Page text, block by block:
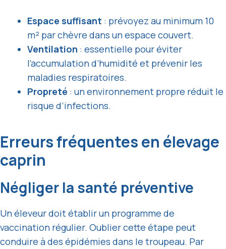
Espace suffisant : prévoyez au minimum 10
m² par chèvre dans un espace couvert.
Ventilation : essentielle pour éviter
l’accumulation d’humidité et prévenir les
maladies respiratoires.
Propreté : un environnement propre réduit le
risque d’infections.
Erreurs fréquentes en élevage
caprin
Négliger la santé préventive
Un éleveur doit établir un programme de
vaccination régulier. Oublier cette étape peut
conduire à des épidémies dans le troupeau. Par